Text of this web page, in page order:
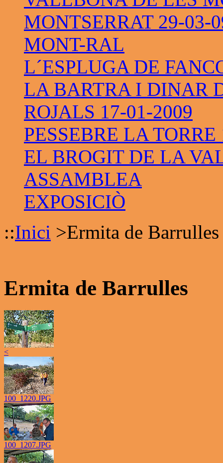
MONTSERRAT 29-03-
MONT-RAL
L´ESPLUGA DE
LA BARTRA I DINAR
ROJALS 17-01-2009
PESSEBRE LA TORRE
EL BROGIT DE LA
ASSAMBLEA
EXPOSICIÒ
::Inici >Ermita de Barrulles
Ermita de Barrulles
<
100_1220.JPG
100_1207.JPG